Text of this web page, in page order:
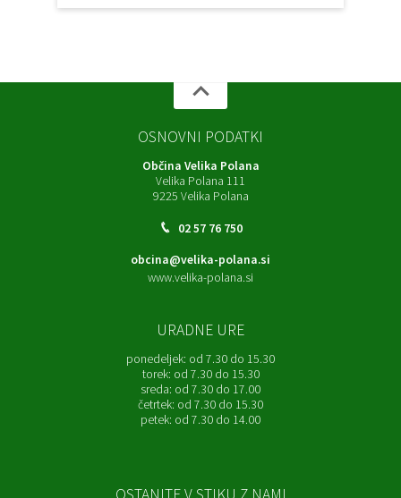
OSNOVNI PODATKI
Občina Velika Polana
Velika Polana 111
9225 Velika Polana
02 57 76 750
obcina@velika-polana.si
www.velika-polana.si
URADNE URE
ponedeljek: od 7.30 do 15.30
torek: od 7.30 do 15.30
sreda: od 7.30 do 17.00
četrtek: od 7.30 do 15.30
petek: od 7.30 do 14.00